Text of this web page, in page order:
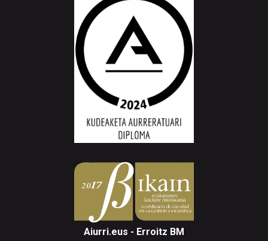
Aiurri.eus - Erroitz BM